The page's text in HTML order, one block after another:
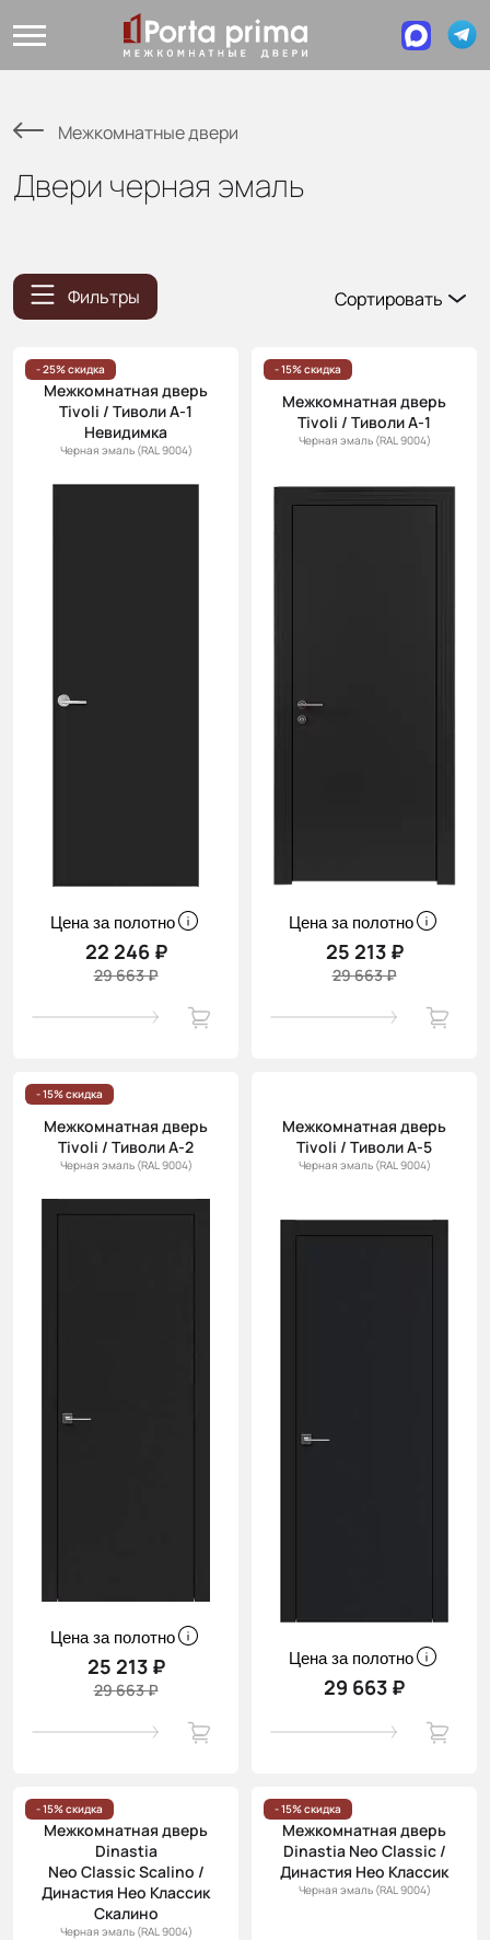
Межкомнатные двери
Двери черная эмаль
Фильтры
Сортировать
Цена
(возр.)
Цена (убыв.)
новинки
- 25% скидка
Межкомнатная дверь
Tivoli / Тиволи А-1
Невидимка
Черная эмаль (RAL 9004)
Цена за полотно
22 246 ₽
29 663 ₽
- 15% скидка
Межкомнатная дверь
Tivoli / Тиволи А-1
Черная эмаль (RAL 9004)
Цена за полотно
25 213 ₽
29 663 ₽
- 15% скидка
Межкомнатная дверь
Tivoli / Тиволи А-2
Черная эмаль (RAL 9004)
Цена за полотно
25 213 ₽
29 663 ₽
Межкомнатная дверь
Tivoli / Тиволи А-5
Черная эмаль (RAL 9004)
Цена за полотно
29 663 ₽
- 15% скидка
Межкомнатная дверь
Dinastia
Neo Classic Scalino /
Династия Нео Классик
Скалино
Черная эмаль (RAL 9004)
- 15% скидка
Межкомнатная дверь
Dinastia Neo Classic /
Династия Нео Классик
Черная эмаль (RAL 9004)